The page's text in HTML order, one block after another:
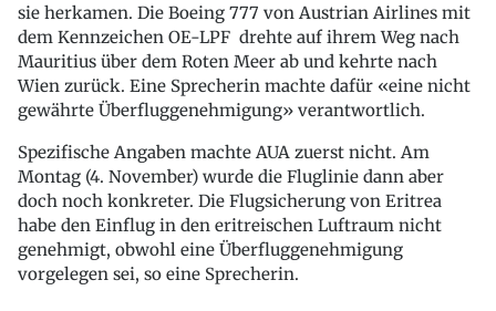
sie herkamen. Die Boeing 777 von Austrian Airlines mit
dem Kennzeichen OE-LPF drehte auf ihrem Weg nach
Mauritius über dem Roten Meer ab und kehrte nach
Wien zurück. Eine Sprecherin machte dafür «eine nicht
gewährte Überfluggenehmigung» verantwortlich.
Spezifische Angaben machte AUA zuerst nicht. Am
Montag (4. November) wurde die Fluglinie dann aber
doch noch konkreter. Die Flugsicherung von Eritrea
habe den Einflug in den eritreischen Luftraum nicht
genehmigt, obwohl eine Überfluggenehmigung
vorgelegen sei, so eine Sprecherin.